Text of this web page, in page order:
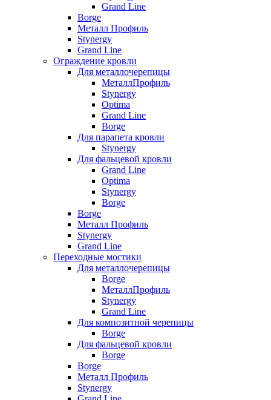
Grand Line
Borge
Металл Профиль
Stynergy
Grand Line
Ограждение кровли
Для металлочерепицы
МеталлПрофиль
Stynergy
Optima
Grand Line
Borge
Для парапета кровли
Stynergy
Для фальцевой кровли
Grand Line
Optima
Stynergy
Borge
Borge
Металл Профиль
Stynergy
Grand Line
Переходные мостики
Для металлочерепицы
Borge
МеталлПрофиль
Stynergy
Grand Line
Для композитной черепицы
Borge
Для фальцевой кровли
Borge
Borge
Металл Профиль
Stynergy